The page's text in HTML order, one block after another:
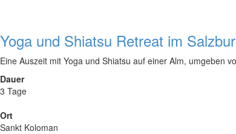
Yoga und Shiatsu Retreat im
Eine Auszeit mit Yoga und Shiatsu auf einer Alm, umgeben
Dauer
3 Tage
Ort
Sankt Koloman